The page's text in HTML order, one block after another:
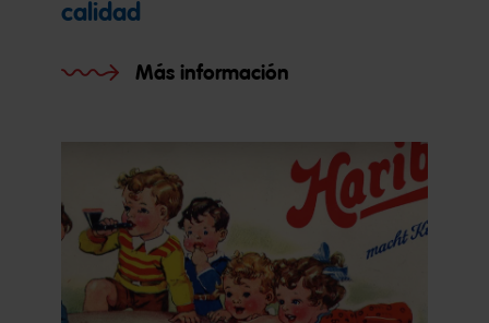
calidad
Más información